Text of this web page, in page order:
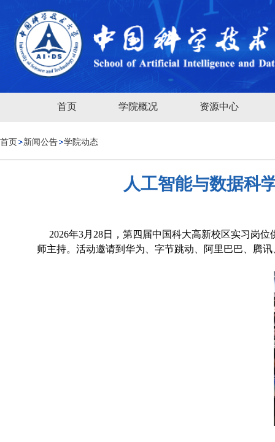
首页 学院概况 资源中心
首页 新闻公告 学院动态
人工智能与数据科
2026年3月28日，第四届中国科大高新校区实习岗
师主持。活动邀请到华为、字节跳动、阿里巴巴、腾